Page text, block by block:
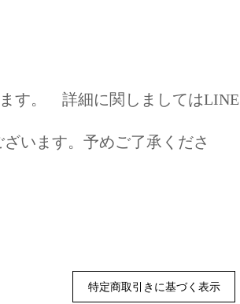
す。 詳細に関しましてはLINE
います。予めご了承くださ
特定商取引きに基づく表示